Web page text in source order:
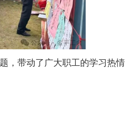
带动了广大职工的学习热